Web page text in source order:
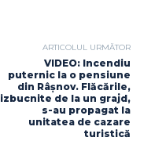
ARTICOLUL URMĂTOR
VIDEO: Incendiu
puternic la o pensiune
din Râşnov. Flăcările,
izbucnite de la un grajd,
s-au propagat la
unitatea de cazare
turistică